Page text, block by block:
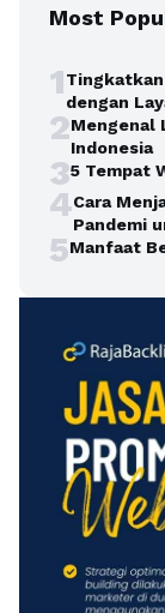
Most
1dengan
2Mengenal
Indonesia
35 Tempat
4Cara
Pandemi
5Manfaat